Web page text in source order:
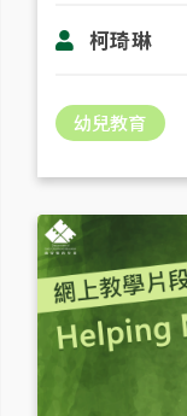
柯琦琳
幼兒教育